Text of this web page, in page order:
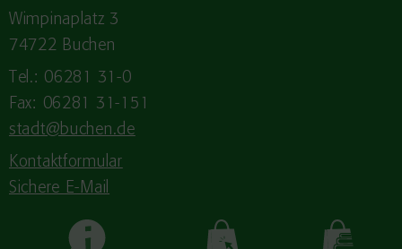
Wimpinaplatz 3
74722 Buchen
Tel.: 06281 31-0
Fax: 06281 31-151
stadt@buchen.de
Kontaktformular
Sichere E-Mail